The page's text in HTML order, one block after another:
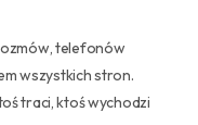
telefonów
wszystkich stron.
traci, ktoś wychodzi